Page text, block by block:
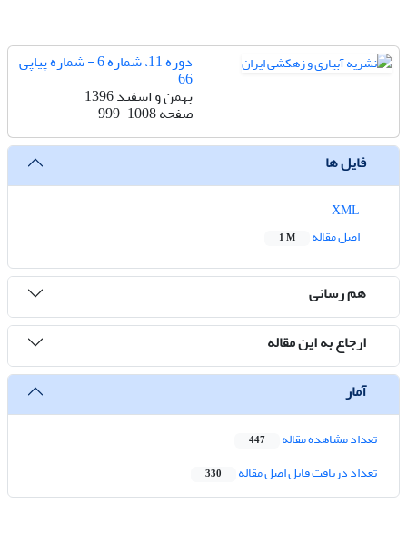
دوره 11، شماره 6 - شماره پیاپی
66
بهمن و اسفند 1396
صفحه999-1008
فایل ها
اصل مقاله
1 M
هم رسانی
ارجاع به این مقاله
آمار
تعداد مشاهده مقاله 447
تعداد دریافت فایل اصل مقاله 330